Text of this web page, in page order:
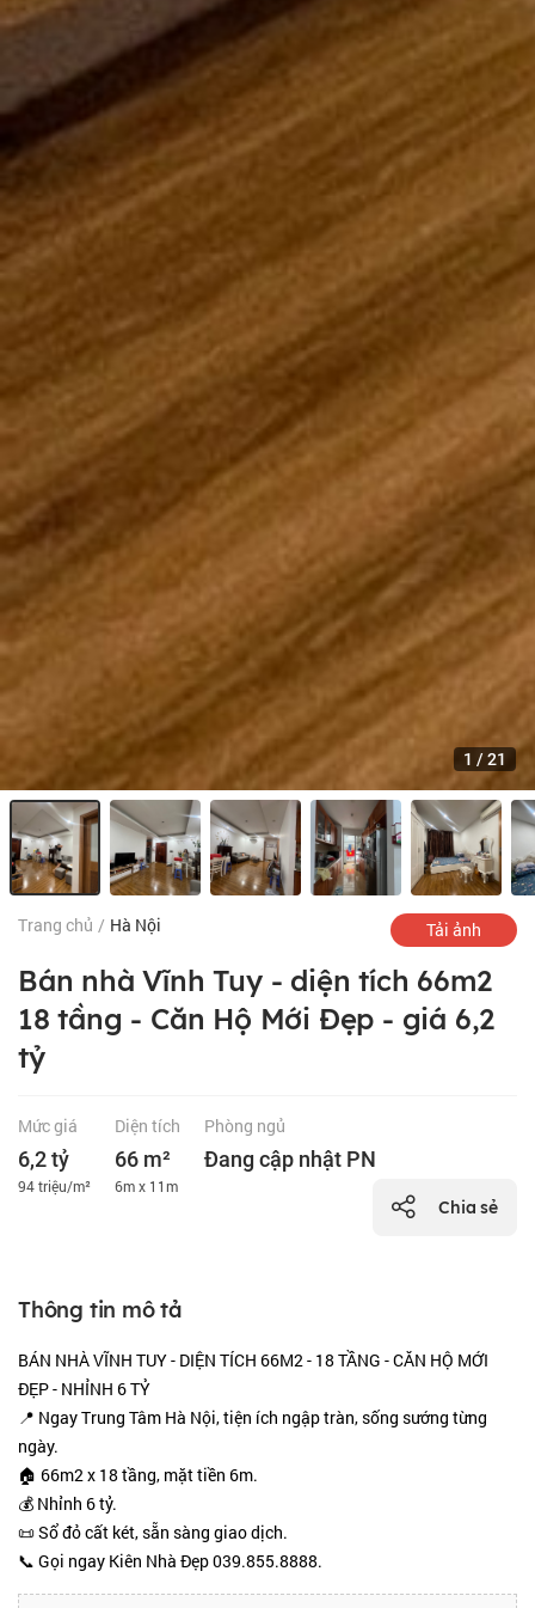
1 /21
Trang chủ / Hà Nội Tải ảnh
Bán nhà Vĩnh Tuy - diện tích 66m2
18 tầng - Căn Hộ Mới Đẹp - giá 6,2
tỷ
Mức giá
6,2 tỷ
94 triệu/m²
Diện tích
66 m²
6m x 11m
Phòng ngủ
Đang cập nhật PN
Chia sẻ
Thông tin mô tả
BÁN NHÀ VĨNH TUY - DIỆN TÍCH 66M2 - 18 TẦNG - CĂN HỘ MỚI
ĐẸP - NHỈNH 6 TỶ
📍 Ngay Trung Tâm Hà Nội, tiện ích ngập tràn, sống sướng từng
ngày.
🏠 66m2 x 18 tầng, mặt tiền 6m.
💰 Nhỉnh 6 tỷ.
📜 Sổ đỏ cất két, sẵn sàng giao dịch.
📞 Gọi ngay Kiên Nhà Đẹp 039.855.8888.